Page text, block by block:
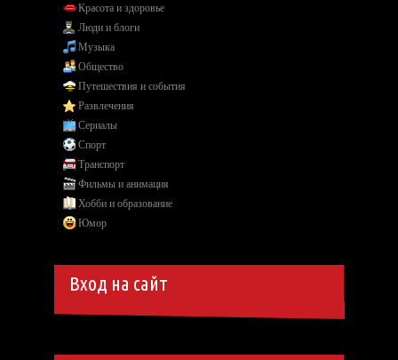
Красота и здоровье
Люди и блоги
Музыка
Общество
Путешествия и события
Развлечения
Сериалы
Спорт
Транспорт
Фильмы и анимация
Хобби и образование
Юмор
Вход на сайт